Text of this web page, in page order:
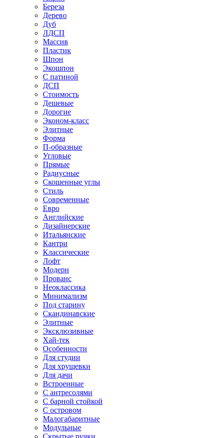
Береза
Дерево
Дуб
ЛДСП
Массив
Пластик
Шпон
Экошпон
С патиной
ДСП
Стоимость
Дешевые
Дорогие
Эконом-класс
Элитные
Форма
П-образные
Угловые
Прямые
Радиусные
Скошенные углы
Стиль
Современные
Евро
Английские
Дизайнерские
Итальянские
Кантри
Классические
Лофт
Модерн
Прованс
Неоклассика
Минимализм
Под старину
Скандинавские
Элитные
Эксклюзивные
Хай-тек
Особенности
Для студии
Для хрущевки
Для дачи
Встроенные
С антресолями
С барной стойкой
С островом
Малогабаритные
Модульные
Скрытые ручки